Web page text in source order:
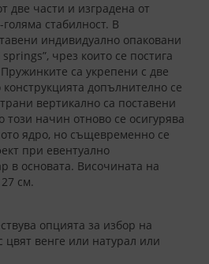
две части и изградена от
стабилност. В
индивидуално опаковани
чрез които се постига
са укрепени с две
допълнително се
вертикално са поставени
този начин отново се осигурява
ядро, но същевременно се
при евентуално
в основата. Височината на
см.
опцията за избор на
цвят венге или натурал или